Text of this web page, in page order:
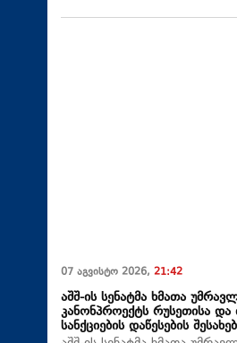
07 აგვისტო 2026, 21:42
აშშ-ის სენატმა ხმათა
კანონპროექტს რუსეთისა და
სანქციების დაწესების შესახებ